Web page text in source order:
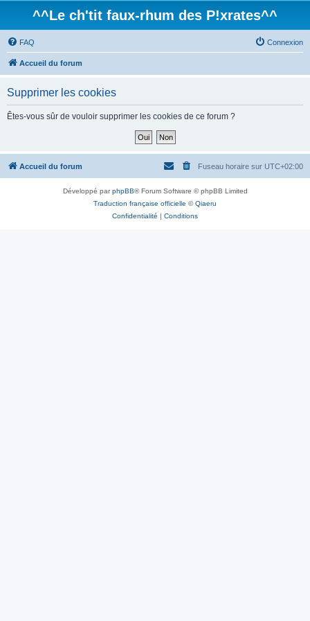
^^Le ch'tit faux-rhum des P!xrates^^
FAQ Connexion
Accueil du forum
Supprimer les cookies
Êtes-vous sûr de vouloir supprimer les cookies de ce forum ?
Accueil du forum Fuseau horaire sur UTC+02:00
Développé parphpBB® Forum Software © phpBB Limited
Traduction française officielle ©Qiaeru
Confidentialité | Conditions